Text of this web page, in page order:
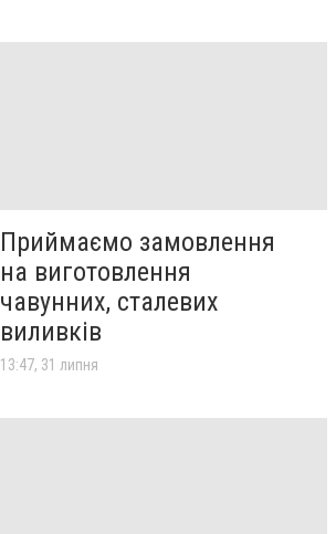
Приймаємо замовлення
на виготовлення
чавунних, сталевих
виливків
13:47, 31 липня